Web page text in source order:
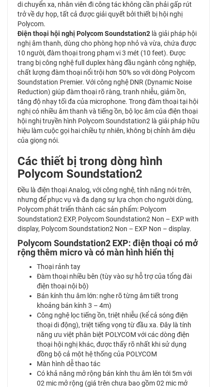
di chuyển xa, nhân viên đi công tác không cần phải gấp rút
trở về dự họp, tất cả được giải quyết bởi thiết bị hội nghị
Polycom.
Điện thoại hội nghị Polycom Soundstation2 là giải pháp hội
nghị âm thanh, dùng cho phòng họp nhỏ và vừa, chứa được
10 người, đàm thoại trong phạm vi 3 mét (10 feet). Được
trang bị công nghệ full duplex hàng đầu ngành công nghiệp,
chất lượng đàm thoại nổi trội hơn 50% so với dòng Polycom
Soundstation Premier. Với công nghệ DNR (Dynamic Noise
Reduction) giúp đàm thoại rõ ràng, tranh nhiễu, giảm ồn,
tăng độ nhạy tối đa của microphone. Trong đàm thoại tại hội
nghị có nhiều âm thanh và tiếng ồn, bộ lọc âm của điện thoại
hội nghị truyền hình Polycom Soundstation2 là giải pháp hữu
hiệu làm cuộc gọi hai chiều tự nhiên, không bị chỉnh âm diệu
của giọng nói.
Các thiết bị trong dòng hình
Polycom Soundstation2
Đều là điện thoại Analog, với công nghệ, tính năng nói trên,
nhưng để phục vụ và đa dạng sự lựa chọn cho người dùng,
Polycom phát triển thành các sản phẩm: Polycom
Soundstation2 EXP, Polycom Soundstation2 Non – EXP with
display, Polycom Soundstation2 Non – EXP Non – display.
Polycom Soundstation2 EXP: điện thoại có mở
rộng thêm micro và có màn hình hiển thị
Thoại rảnh tay
Đàm thoại nhiều bên (tùy vào sự hỗ trợ của tổng đài
điện thoại nội bộ)
Bán kính thu âm lớn: nghe rõ từng âm tiết trong
khoảng bán kính 3 – 4m)
Công nghệ lọc tiếng ồn, triệt nhiễu (kể cả sóng điện
thoại di động), triệt tiếng vọng từ đầu xa. Đây là tính
năng ưu việt phân biệt POLYCOM với các dòng điện
thoại hội nghị khác, được thấy rõ nhất khi sử dụng
đồng bộ cả một hệ thống của POLYCOM
Màn hình dễ thao tác
Có khả năng mở rộng bán kính thu âm lên tới 5m với
02 mic mở rộng (giá trên chưa bao gồm 02 mic mở